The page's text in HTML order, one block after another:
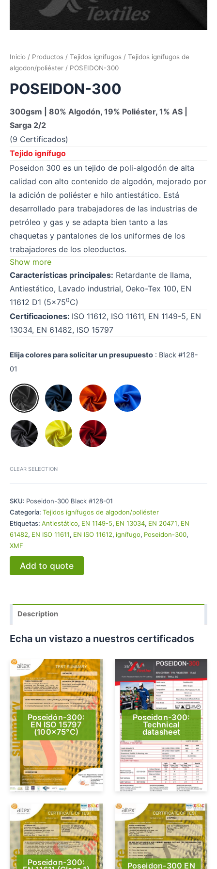
Inicio / Productos / Tejidos ignífugos / Tejidos ignífugos de
algodon/poliéster / POSEIDON-300
POSEIDON-300
300gsm | 80% Algodón, 19% Poliéster, 1% AS |
Sarga 2/2
(9 Certificados)
Tejido ignífugo
Poseidon 300 es un tejido de poli-algodón de alta
calidad con alto contenido de algodón, mejorado por
la adición de poliéster e hilo antiestático. Está
desarrollado para trabajadores de las industrias de
petróleo y gas y se adapta bien tanto a las
chaquetas y pantalones de los uniformes de los
trabajadores de los oleoductos.
Show more
Características principales: Retardante de llama,
Antiestático, Lavado industrial, Oeko-Tex 100, EN
11612 D1 (5×750C)
Certificaciones: ISO 11612, ISO 11611, EN 1149-5, EN
13034, EN 61482, ISO 15797
Elija colores para solicitar un presupuesto : Black #128-
01
CLEAR SELECTION
SKU: Poseidon-300 Black #128-01
Categoría: Tejidos ignífugos de algodon/poliéster
Etiquetas: Antiestático, EN 1149-5, EN 13034, EN 20471, EN
61482, EN ISO 11611, EN ISO 11612, ignífugo, Poseidon-300,
XMF
Add to quote
Description
Echa un vistazo a nuestros certificados
Poseidón-300:
EN ISO 15797
(100×75°C)
Poseidon-300:
Technical
datasheet
Poseidon-300: Poseidon-300 EN